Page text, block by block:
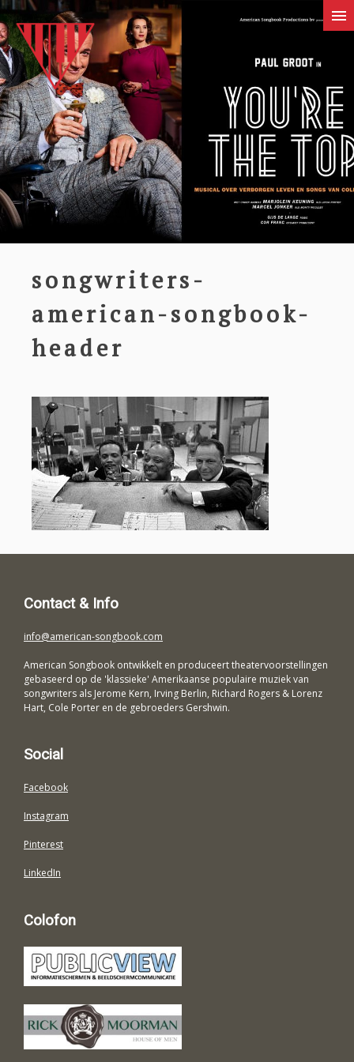
songwriters-
american-songbook-
header
Contact & Info
info@american-songbook.com
American Songbook ontwikkelt en produceert theatervoorstellingen
gebaseerd op de 'klassieke' Amerikaanse populaire muziek van
songwriters als Jerome Kern, Irving Berlin, Richard Rogers & Lorenz
Hart, Cole Porter en de gebroeders Gershwin.
Social
Facebook
Instagram
Pinterest
LinkedIn
Colofon